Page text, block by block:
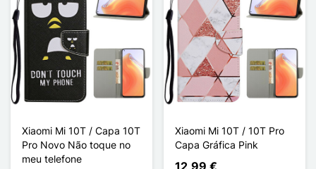
Xiaomi Mi 10T / Capa 10T
Pro Novo Não toque no
meu telefone
Xiaomi Mi 10T / 10T Pro
Capa Gráfica Pink
12,99 €